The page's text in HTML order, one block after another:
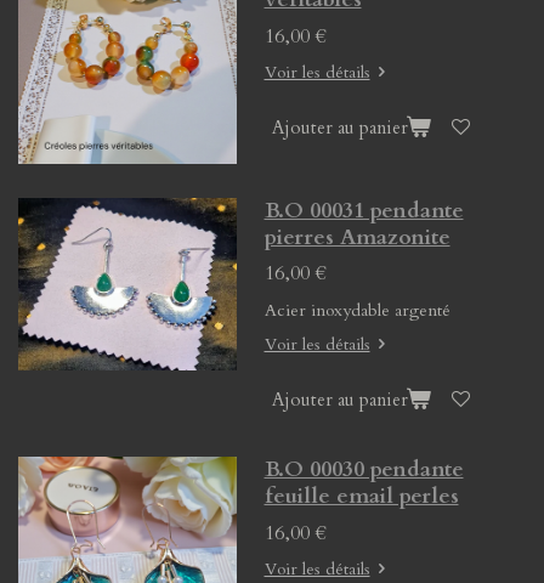
16,00 €
Voir les détails
Ajouter au panier
B.O 00031 pendante
pierres Amazonite
16,00 €
Acier inoxydable argenté
Voir les détails
Ajouter au panier
B.O 00030 pendante
feuille email perles
16,00 €
Voir les détails